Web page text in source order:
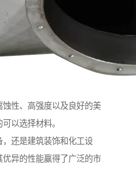
性、高强度以及良好的美
以选择材料。
还是建筑装饰和化工设
异的性能赢得了广泛的市